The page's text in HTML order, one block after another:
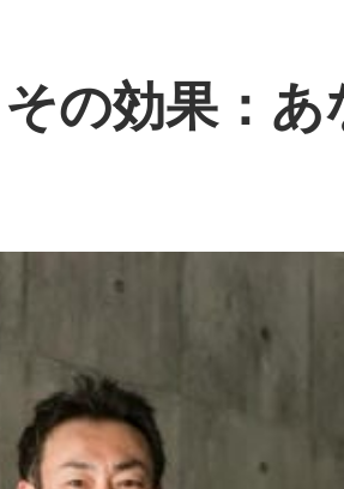
の効果：あ